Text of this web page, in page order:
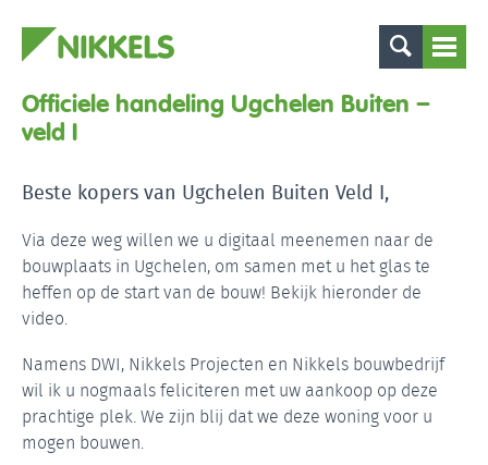
Officiele handeling Ugchelen Buiten –
veld I
Beste kopers van Ugchelen Buiten Veld I,
Via deze weg willen we u digitaal meenemen naar de
bouwplaats in Ugchelen, om samen met u het glas te
heffen op de start van de bouw! Bekijk hieronder de
video.
Namens DWI, Nikkels Projecten en Nikkels bouwbedrijf
wil ik u nogmaals feliciteren met uw aankoop op deze
prachtige plek. We zijn blij dat we deze woning voor u
mogen bouwen.